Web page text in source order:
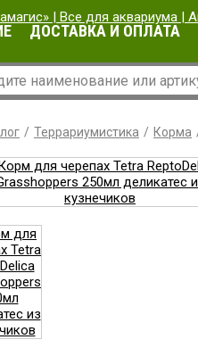
ДОСТАВКА И ОПЛАТА
Террариумистика Корма